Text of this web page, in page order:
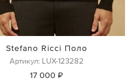
Stefano Ricci Поло
Артикул: LUX-123282
17 000 ₽